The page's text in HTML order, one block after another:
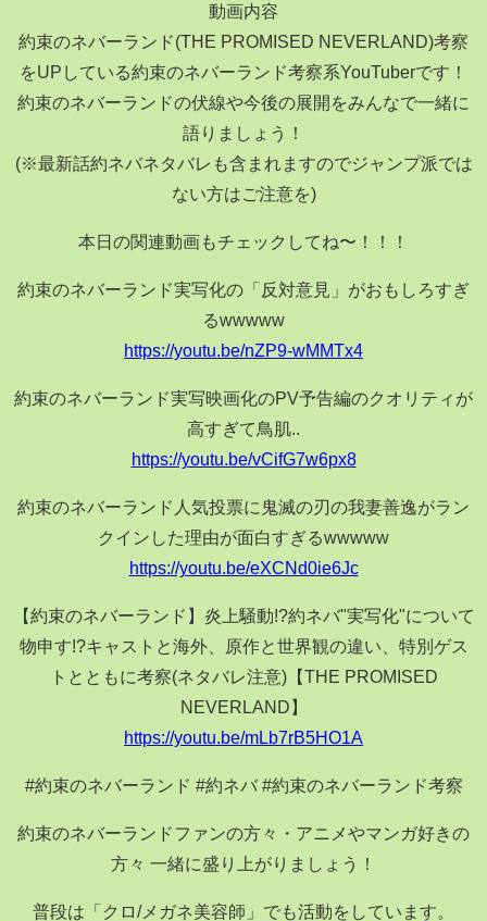
動画内容
約束のネバーランド(THE PROMISED NEVERLAND)考察
をUPしている約束のネバーランド考察系YouTuberです！
約束のネバーランドの伏線や今後の展開をみんなで一緒に
語りましょう！
(※最新話約ネバネタバレも含まれますのでジャンプ派では
ない方はご注意を)
本日の関連動画もチェックしてね〜！！！
約束のネバーランド実写化の「反対意見」がおもしろすぎ
るwwwww
https://youtu.be/nZP9-wMMTx4
約束のネバーランド実写映画化のPV予告編のクオリティが
高すぎて鳥肌..
https://youtu.be/vCifG7w6px8
約束のネバーランド人気投票に鬼滅の刃の我妻善逸がラン
クインした理由が面白すぎるwwwww
https://youtu.be/eXCNd0ie6Jc
【約束のネバーランド】炎上騒動!?約ネバ"実写化"について
物申す!?キャストと海外、原作と世界観の違い、特別ゲス
トとともに考察(ネタバレ注意)【THE PROMISED
NEVERLAND】
https://youtu.be/mLb7rB5HO1A
#約束のネバーランド #約ネバ #約束のネバーランド考察
約束のネバーランドファンの方々・アニメやマンガ好きの
方々 一緒に盛り上がりましょう！
普段は「クロ/メガネ美容師」でも活動をしています。